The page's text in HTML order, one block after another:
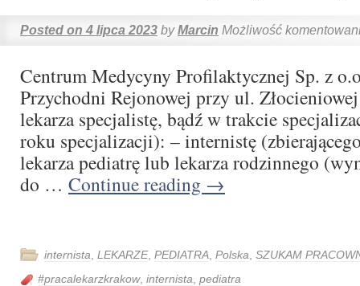
Posted on 4 lipca 2023 by Marcin Możliwość
Centrum Medycyny Profilaktycznej Sp. z
Przychodni Rejonowej przy ul.
lekarza specjalistę, bądź w trakcie
roku specjalizacji): – internistę
lekarza pediatrę lub lekarza rodzinnego
do … Continue reading →
internista LEKARZE, PEDIATRA Polska SZUKAM
#pracalekarzkrakow, internista pediatra